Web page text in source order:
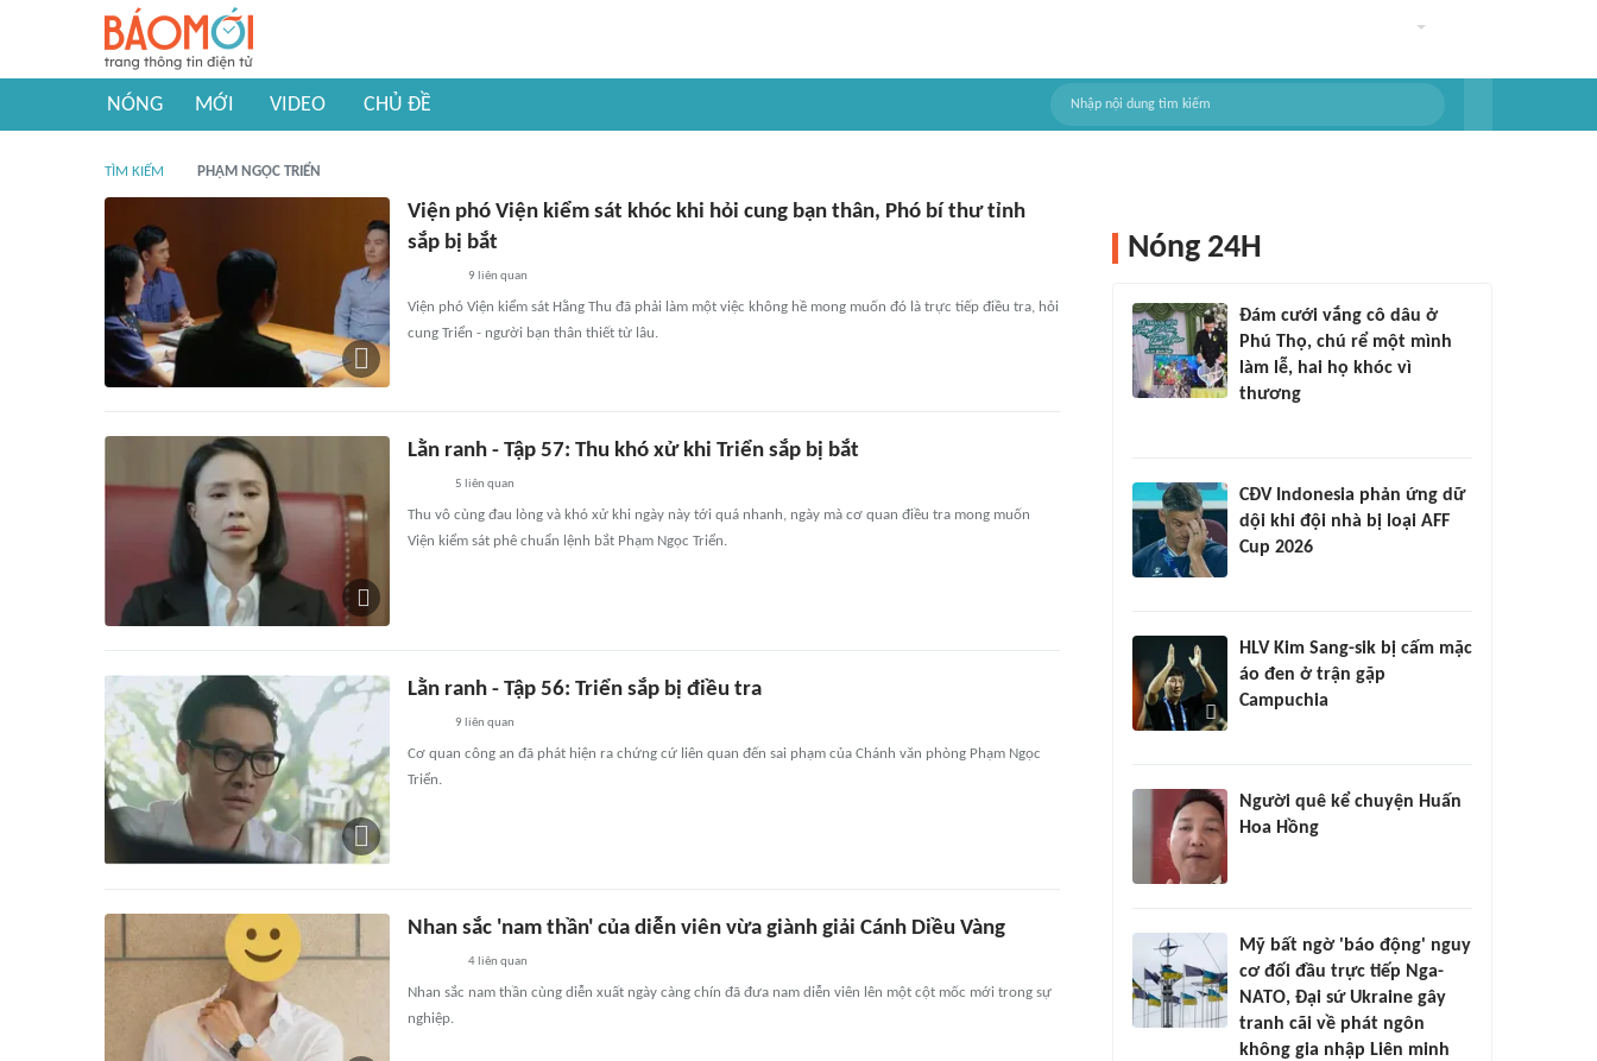
NÓNG MỚI VIDEO CHỦ ĐỀ
TÌM KIẾM PHẠM NGỌC TRIỂN
Viện phó Viện kiểm sát khóc khi hỏi cung bạn thân, Phó bí thư tỉnh
sắp bị bắt
9 liên quan
Viện phó Viện kiểm sát Hằng Thu đã phải làm một việc không hề mong muốn đó là trực tiếp điều tra, hỏi
cung Triển - người bạn thân thiết từ lâu.
Lằn ranh - Tập 57: Thu khó xử khi Triển sắp bị bắt
5 liên quan
Thu vô cùng đau lòng và khó xử khi ngày này tới quá nhanh, ngày mà cơ quan điều tra mong muốn
Viện kiểm sát phê chuẩn lệnh bắt Phạm Ngọc Triển.
Lằn ranh - Tập 56: Triển sắp bị điều tra
9 liên quan
Cơ quan công an đã phát hiện ra chứng cứ liên quan đến sai phạm của Chánh văn phòng Phạm Ngọc
Triển.
Nhan sắc 'nam thần' của diễn viên vừa giành giải Cánh Diều Vàng
4 liên quan
Nhan sắc nam thần cùng diễn xuất ngày càng chín đã đưa nam diễn viên lên một cột mốc mới trong sự
nghiệp.
Nóng 24H
Đám cưới vắng cô dâu ở
Phú Thọ, chú rể một mình
làm lễ, hai họ khóc vì
thương
CĐV Indonesia phản ứng dữ
dội khi đội nhà bị loại AFF
Cup 2026
HLV Kim Sang-sik bị cấm mặc
áo đen ở trận gặp
Campuchia
Người quê kể chuyện Huấn
Hoa Hồng
Mỹ bất ngờ 'báo động' nguy
cơ đối đầu trực tiếp Nga-
NATO, Đại sứ Ukraine gây
tranh cãi về phát ngôn
không gia nhập Liên minh